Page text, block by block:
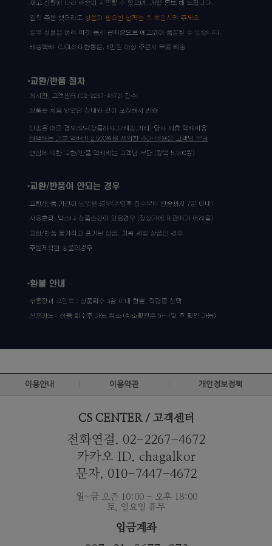
이용안내 이용약관 개인정보정책
CS CENTER / 고객센터
전화연결. 02-2267-4672
카카오 ID. chagalkor
문자. 010-7447-4672
월~금 오즌 10:00 - 오후 18:00
토, 일요일 휴무
입금계좌